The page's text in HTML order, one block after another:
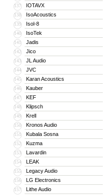
137 IOTAVX
138 IsoAcoustics
139 Isol-8
140 IsoTek
141 Jadis
142 Jico
143 JL Audio
144 JVC
145 Karan Acoustics
146 Kauber
147 KEF
148 Klipsch
149 Krell
150 Kronos Audio
151 Kubala Sosna
152 Kuzma
153 Lavardin
154 LEAK
155 Legacy Audio
156 LG Electronics
157 Lithe Audio